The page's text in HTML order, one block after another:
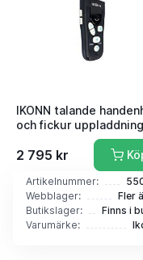
IKONN talande
och fickur
2 795 kr
Artikelnummer:
Webblager:
Fler
Butikslager:
Finns i
Varumärke: